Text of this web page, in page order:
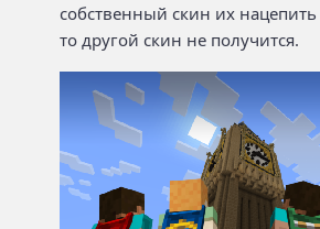
собственный скин их
то другой скин не получится.